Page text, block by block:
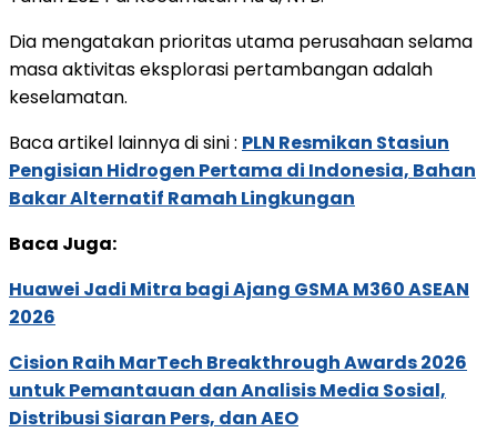
Dia mengatakan prioritas utama perusahaan selama
masa aktivitas eksplorasi pertambangan adalah
keselamatan.
Baca artikel lainnya di sini : PLN Resmikan Stasiun
Pengisian Hidrogen Pertama di Indonesia, Bahan
Bakar Alternatif Ramah Lingkungan
Baca Juga:
Huawei Jadi Mitra bagi Ajang GSMA M360 ASEAN
2026
Cision Raih MarTech Breakthrough Awards 2026
untuk Pemantauan dan Analisis Media Sosial,
Distribusi Siaran Pers, dan AEO